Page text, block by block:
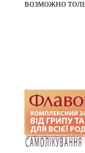
возможно